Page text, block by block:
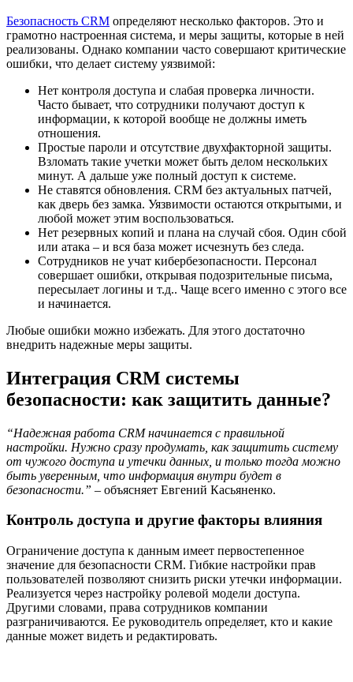
Безопасность CRM определяют несколько факторов. Это и
грамотно настроенная система, и меры защиты, которые в ней
реализованы. Однако компании часто совершают критические
ошибки, что делает систему уязвимой:
Нет контроля доступа и слабая проверка личности.
Часто бывает, что сотрудники получают доступ к
информации, к которой вообще не должны иметь
отношения.
Простые пароли и отсутствие двухфакторной защиты.
Взломать такие учетки может быть делом нескольких
минут. А дальше уже полный доступ к системе.
Не ставятся обновления. CRM без актуальных патчей,
как дверь без замка. Уязвимости остаются открытыми, и
любой может этим воспользоваться.
Нет резервных копий и плана на случай сбоя. Один сбой
или атака – и вся база может исчезнуть без следа.
Сотрудников не учат кибербезопасности. Персонал
совершает ошибки, открывая подозрительные письма,
пересылает логины и т.д.. Чаще всего именно с этого все
и начинается.
Любые ошибки можно избежать. Для этого достаточно
внедрить надежные меры защиты.
Интеграция CRM системы
безопасности: как защитить данные?
“Надежная работа CRM начинается с правильной
настройки. Нужно сразу продумать, как защитить систему
от чужого доступа и утечки данных, и только тогда можно
быть уверенным, что информация внутри будет в
безопасности.” – объясняет Евгений Касьяненко.
Контроль доступа и другие факторы влияния
Ограничение доступа к данным имеет первостепенное
значение для безопасности CRM. Гибкие настройки прав
пользователей позволяют снизить риски утечки информации.
Реализуется через настройку ролевой модели доступа.
Другими словами, права сотрудников компании
разграничиваются. Ее руководитель определяет, кто и какие
данные может видеть и редактировать.